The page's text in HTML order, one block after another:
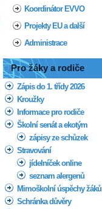
Koordinátor EVVO
Projekty EU a další
Administrace
Pro žáky a rodiče
Zápis do 1. třídy 2026
Kroužky
Informace pro rodiče
Školní senát a ekotým
zápisy ze schůzek
Stravování
jídelníček online
seznam alergenů
Mimoškolní úspěchy žáků
Schránka důvěry